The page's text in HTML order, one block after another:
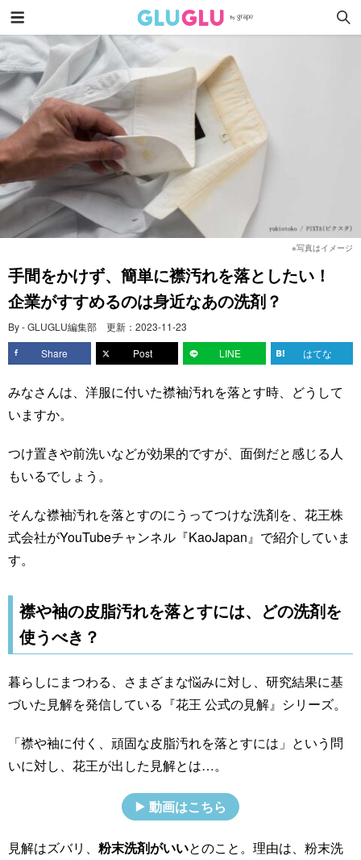
※写真はイメージ
手間をかけず、簡単に襟汚れを落としたい！
企業がすすめるのは身近なあの洗剤？
By - GLUGLU編集部 更新： 2023-11-23
Share
Post LINE はてな
みなさんは、洋服に付いた襟袖汚れを落とす時、どうして
いますか。
つけ置きや前洗いなどが効果的ですが、面倒だと感じる人
もいるでしょう。
そんな襟袖汚れを落とすのにうってつけな洗剤を、花王株
式会社がYouTubeチャンネル『KaoJapan』で紹介していま
す。
襟や袖の皮脂汚れを落とすには、どの洗剤を
使うべき？
暮らしにまつわる、さまざまな悩みに対し、研究結果に基
づいた見解を発信している『花王 公式の見解』シリーズ。
「襟や袖に付く、頑固な皮脂汚れを落とすには」という問
いに対し、花王が出した見解とは…。
動画はこちら
見解はズバリ、 粉末洗剤がいいとのこと。理由は、粉末洗